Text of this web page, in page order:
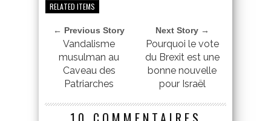
RELATED ITEMS
← Previous Story
Vandalisme
musulman au
Caveau des
Patriarches
Next Story →
Pourquoi le vote
du Brexit est une
bonne nouvelle
pour Israël